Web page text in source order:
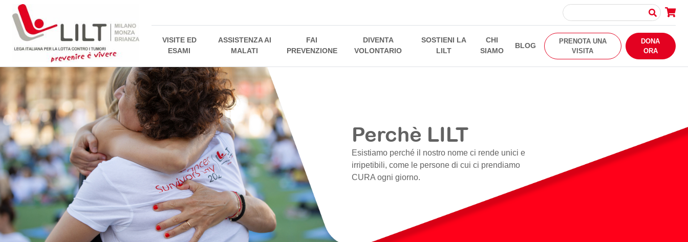
VISITE ED
ESAMI
ASSISTENZA AI
MALATI
FAI
PREVENZIONE
DIVENTA
VOLONTARIO
SOSTIENI LA
LILT
CHI
SIAMO
BLOG
PRENOTA UNA
VISITA
DONA
ORA
Perchè LILT
Esistiamo perché il nostro nome ci rende unici e
irripetibili, come le persone di cui ci prendiamo
CURA ogni giorno.